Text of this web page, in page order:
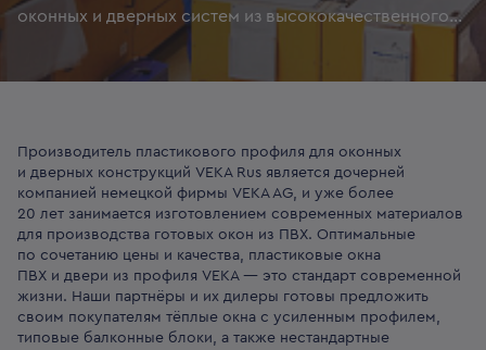
оконных и дверных систем из высококачественного
Производитель пластикового профиля для оконных
и дверных конструкций VEKA Rus является дочерней
компанией немецкой фирмы VEKA AG, и уже более
20 лет занимается изготовлением современных материалов
для производства готовых окон из ПВХ. Оптимальные
по сочетанию цены и качества, пластиковые окна
ПВХ и двери из профиля VEKA — это стандарт современной
жизни. Наши партнёры и их дилеры готовы предложить
своим покупателям тёплые окна с усиленным профилем,
типовые балконные блоки, а также нестандартные